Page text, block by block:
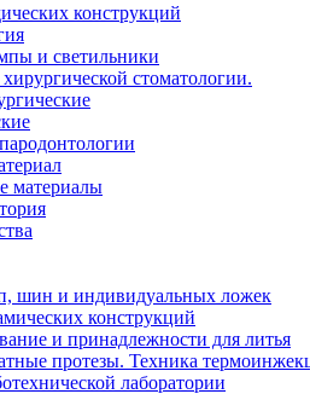
конструкций
и светильники
стоматологии.
материалы
шин и индивидуальных ложек
конструкций
и принадлежности для литья
протезы. Техника
лаборатории